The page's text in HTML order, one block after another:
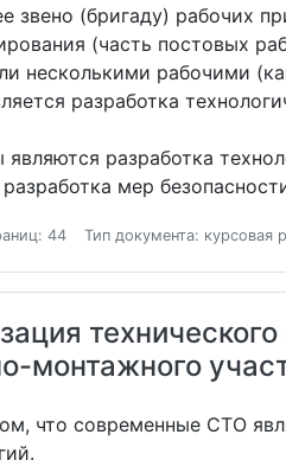
звено (бригаду) рабочих
(часть постовых
несколькими рабочими
разработка
разработка
мер
44 Тип документа: курсовая
монтажного
что современные СТО